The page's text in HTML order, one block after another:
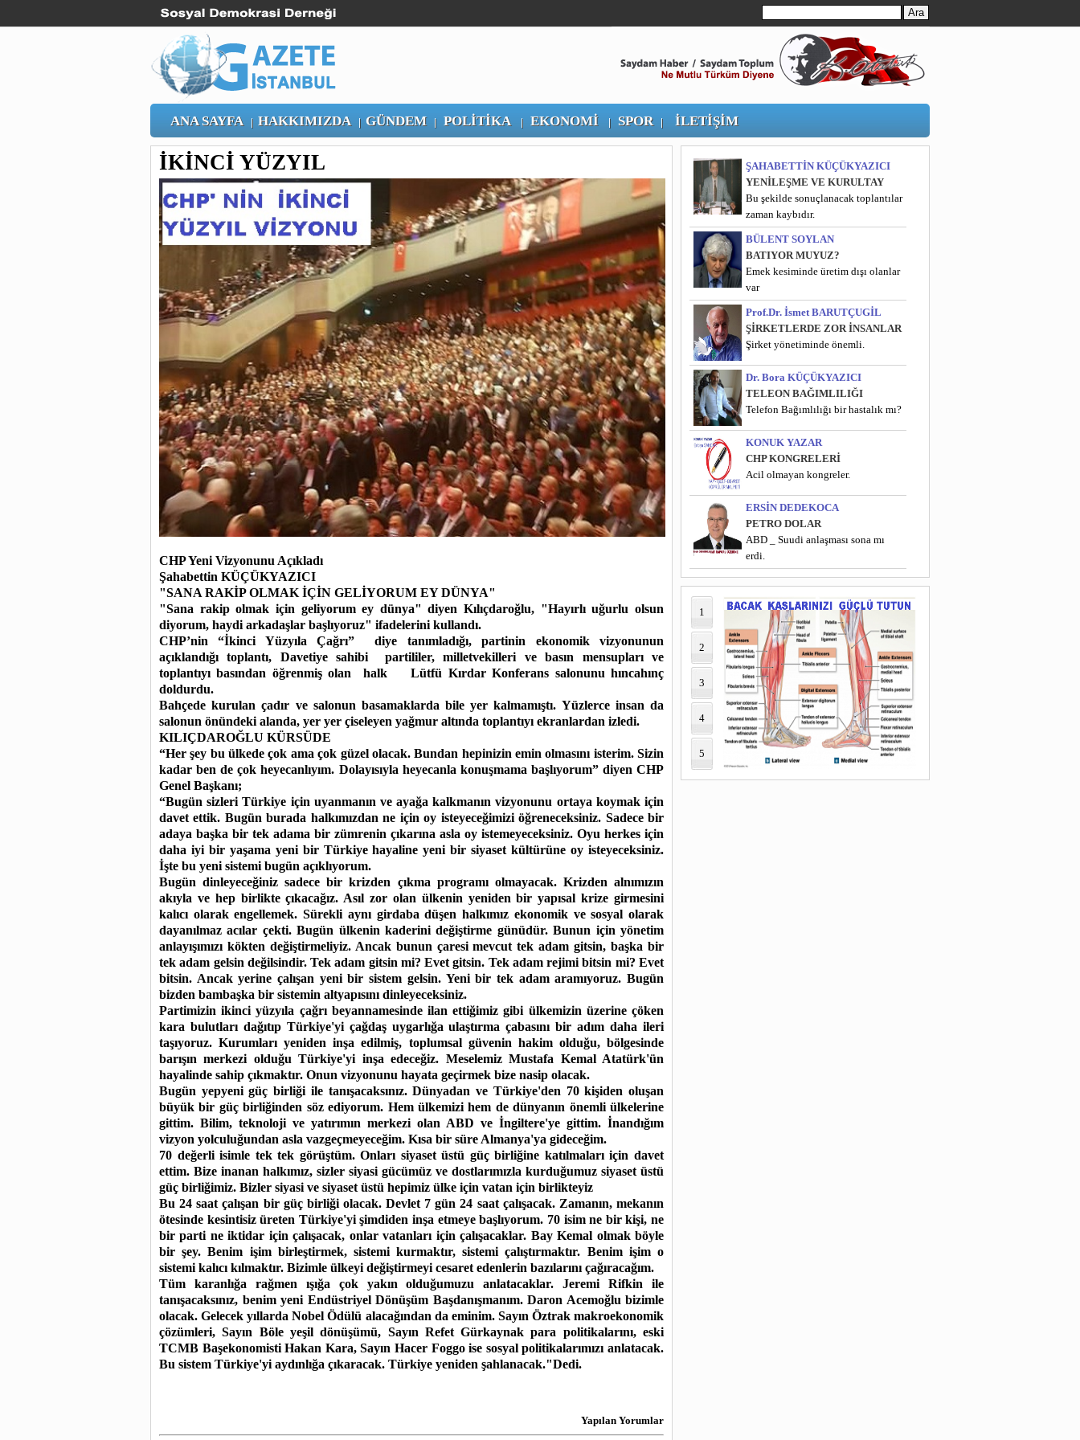
ANA SAYFA | HAKKIMIZDA | GÜNDEM| POLİTİKA | EKONOMİ | SPOR| İLETİŞİM
İKİNCİ YÜZYIL
CHP Yeni Vizyonunu Açıkladı
Şahabettin KÜÇÜKYAZICI
"SANA RAKİP OLMAK İÇİN GELİYORUM EY DÜNYA"
"Sana rakip olmak için geliyorum ey dünya" diyen Kılıçdaroğlu, "Hayırlı uğurlu olsun
diyorum, haydi arkadaşlar başlıyoruz" ifadelerini kullandı.
CHP’nin “İkinci Yüzyıla Çağrı” diye tanımladığı, partinin ekonomik vizyonunun
açıklandığı toplantı, Davetiye sahibi partililer, milletvekilleri ve basın mensupları ve
toplantıyı basından öğrenmiş olan halk Lütfü Kırdar Konferans salonunu hıncahınç
doldurdu.
Bahçede kurulan çadır ve salonun basamaklarda bile yer kalmamıştı. Yüzlerce insan da
salonun önündeki alanda, yer yer çiseleyen yağmur altında toplantıyı ekranlardan izledi.
KILIÇDAROĞLU KÜRSÜDE
“Her şey bu ülkede çok ama çok güzel olacak. Bundan hepinizin emin olmasını isterim. Sizin
kadar ben de çok heyecanlıyım. Dolayısıyla heyecanla konuşmama başlıyorum” diyen CHP
Genel Başkanı;
“Bugün sizleri Türkiye için uyanmanın ve ayağa kalkmanın vizyonunu ortaya koymak için
davet ettik. Bugün burada halkımızdan ne için oy isteyeceğimizi öğreneceksiniz. Sadece bir
adaya başka bir tek adama bir zümrenin çıkarına asla oy istemeyeceksiniz. Oyu herkes için
daha iyi bir yaşama yeni bir Türkiye hayaline yeni bir siyaset kültürüne oy isteyeceksiniz.
İşte bu yeni sistemi bugün açıklıyorum.
Bugün dinleyeceğiniz sadece bir krizden çıkma programı olmayacak. Krizden alnımızın
akıyla ve hep birlikte çıkacağız. Asıl zor olan ülkenin yeniden bir yapısal krize girmesini
kalıcı olarak engellemek. Sürekli aynı girdaba düşen halkımız ekonomik ve sosyal olarak
dayanılmaz acılar çekti. Bugün ülkenin kaderini değiştirme günüdür. Bunun için yönetim
anlayışımızı kökten değiştirmeliyiz. Ancak bunun çaresi mevcut tek adam gitsin, başka bir
tek adam gelsin değilsindir. Tek adam gitsin mi? Evet gitsin. Tek adam rejimi bitsin mi? Evet
bitsin. Ancak yerine çalışan yeni bir sistem gelsin. Yeni bir tek adam aramıyoruz. Bugün
bizden bambaşka bir sistemin altyapısını dinleyeceksiniz.
Partimizin ikinci yüzyıla çağrı beyannamesinde ilan ettiğimiz gibi ülkemizin üzerine çöken
kara bulutları dağıtıp Türkiye'yi çağdaş uygarlığa ulaştırma çabasını bir adım daha ileri
taşıyoruz. Kurumları yeniden inşa edilmiş, toplumsal güvenin hakim olduğu, bölgesinde
barışın merkezi olduğu Türkiye'yi inşa edeceğiz. Meselemiz Mustafa Kemal Atatürk'ün
hayalinde sahip çıkmaktır. Onun vizyonunu hayata geçirmek bize nasip olacak.
Bugün yepyeni güç birliği ile tanışacaksınız. Dünyadan ve Türkiye'den 70 kişiden oluşan
büyük bir güç birliğinden söz ediyorum. Hem ülkemizi hem de dünyanın önemli ülkelerine
gittim. Bilim, teknoloji ve yatırımın merkezi olan ABD ve İngiltere'ye gittim. İnandığım
vizyon yolculuğundan asla vazgeçmeyeceğim. Kısa bir süre Almanya'ya gideceğim.
70 değerli isimle tek tek görüştüm. Onları siyaset üstü güç birliğine katılmaları için davet
ettim. Bize inanan halkımız, sizler siyasi gücümüz ve dostlarımızla kurduğumuz siyaset üstü
güç birliğimiz. Bizler siyasi ve siyaset üstü hepimiz ülke için vatan için birlikteyiz
Bu 24 saat çalışan bir güç birliği olacak. Devlet 7 gün 24 saat çalışacak. Zamanın, mekanın
ötesinde kesintisiz üreten Türkiye'yi şimdiden inşa etmeye başlıyorum. 70 isim ne bir kişi, ne
bir parti ne iktidar için çalışacak, onlar vatanları için çalışacaklar. Bay Kemal olmak böyle
bir şey. Benim işim birleştirmek, sistemi kurmaktır, sistemi çalıştırmaktır. Benim işim o
sistemi kalıcı kılmaktır. Bizimle ülkeyi değiştirmeyi cesaret edenlerin bazılarını çağıracağım.
Tüm karanlığa rağmen ışığa çok yakın olduğumuzu anlatacaklar. Jeremi Rifkin ile
tanışacaksınız, benim yeni Endüstriyel Dönüşüm Başdanışmanım. Daron Acemoğlu bizimle
olacak. Gelecek yıllarda Nobel Ödülü alacağından da eminim. Sayın Öztrak makroekonomik
çözümleri, Sayın Böle yeşil dönüşümü, Sayın Refet Gürkaynak para politikalarını, eski
TCMB Başekonomisti Hakan Kara, Sayın Hacer Foggo ise sosyal politikalarımızı anlatacak.
Bu sistem Türkiye'yi aydınlığa çıkaracak. Türkiye yeniden şahlanacak."Dedi.
Yapılan Yorumlar
ŞAHABETTİN KÜÇÜKYAZICI
YENİLEŞME VE KURULTAY
Bu şekilde sonuçlanacak toplantılar
zaman kaybıdır.
BÜLENT SOYLAN
BATIYOR MUYUZ?
Emek kesiminde üretim dışı olanlar
var
Prof.Dr. İsmet BARUTÇUGİL
ŞİRKETLERDE ZOR İNSANLAR
Şirket yönetiminde önemli.
Dr. Bora KÜÇÜKYAZICI
TELEON BAĞIMLILIĞI
Telefon Bağımlılığı bir hastalık mı?
KONUK YAZAR
CHP KONGRELERİ
Acil olmayan kongreler.
ERSİN DEDEKOCA
PETRO DOLAR
ABD _ Suudi anlaşması sona mı
erdi.
1
2
3
4
5